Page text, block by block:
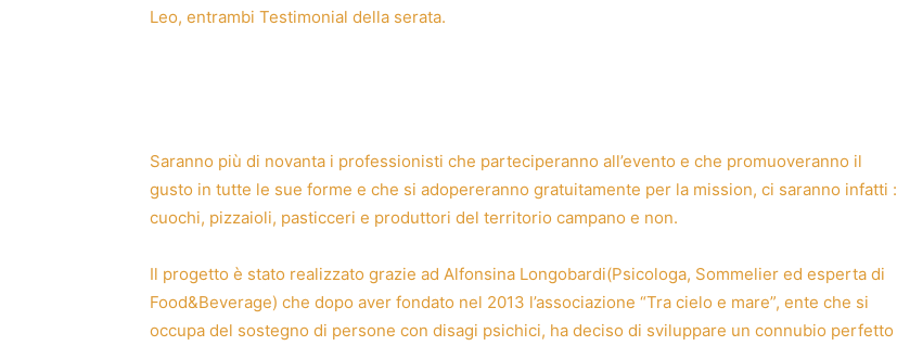
Leo, entrambi Testimonial della serata.
Saranno più di novanta i professionisti che parteciperanno all’evento e che promuoveranno il
gusto in tutte le sue forme e che si adopereranno gratuitamente per la mission, ci saranno infatti :
cuochi, pizzaioli, pasticceri e produttori del territorio campano e non.
Il progetto è stato realizzato grazie ad Alfonsina Longobardi(Psicologa, Sommelier ed esperta di
Food&Beverage) che dopo aver fondato nel 2013 l’associazione “Tra cielo e mare”, ente che si
occupa del sostegno di persone con disagi psichici, ha deciso di sviluppare un connubio perfetto